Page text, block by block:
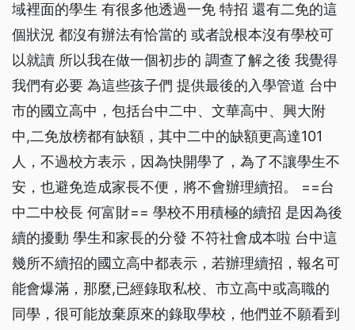
域裡面的學生 有很多他透過一免 特招 還有二免的這
個狀況 都沒有辦法有恰當的 或者說根本沒有學校可
以就讀 所以我在做一個初步的 調查了解之後 我覺得
我們有必要 為這些孩子們 提供最後的入學管道 台中
市的國立高中，包括台中二中、文華高中、興大附
中,二免放榜都有缺額，其中二中的缺額更高達101
人，不過校方表示，因為快開學了，為了不讓學生不
安，也避免造成家長不便，將不會辦理續招。 ==台
中二中校長 何富財== 學校不用積極的續招 是因為後
續的擾動 學生和家長的分發 不符社會成本啦 台中這
幾所不續招的國立高中都表示，若辦理續招，報名可
能會爆滿，那麼,已經錄取私校、市立高中或高職的
同學，很可能放棄原來的錄取學校，他們並不願看到